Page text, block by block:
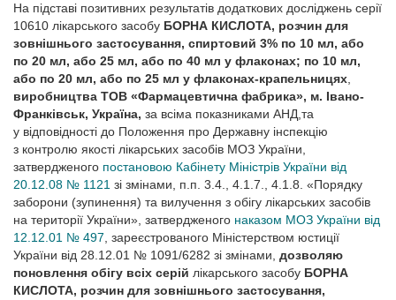
На підставі позитивних результатів додаткових досліджень серії
10610 лікарського засобу БОРНА КИСЛОТА, розчин для
зовнішнього застосування, спиртовий 3% по 10 мл, або
по 20 мл, або 25 мл, або по 40 мл у флаконах; по 10 мл,
або по 20 мл, або по 25 мл у флаконах-крапельницях
виробництва ТОВ «Фармацевтична фабрика», м. Івано-
Франківськ, Україна, за всіма показниками АНД,та
у відповідності до Положення про Державну інспекцію
з контролю якості лікарських засобів МОЗ України,
затвердженого постановою Кабінету Міністрів України від
20.12.08 № 1121 зі змінами, п.п. 3.4., 4.1.7., 4.1.8. «Порядку
заборони (зупинення) та вилучення з обігу лікарських засобів
на території України», затвердженого наказом МОЗ України від
12.12.01 № 497 , зареєстрованого Міністерством юстиції
України від 28.12.01 № 1091/6282 зі змінами, дозволяю
поновлення обігу всіх серій лікарського засобу БОРНА
КИСЛОТА, розчин для зовнішнього застосування,